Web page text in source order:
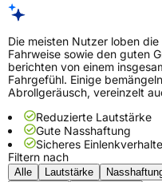
Die meisten Nutzer loben
Fahrweise sowie den guten
berichten von einem
Fahrgefühl. Einige
Abrollgeräusch, vereinzelt
Reduzierte Lautstärke
Gute Nasshaftung
Sicheres
Filtern nach
Alle Lautstärke